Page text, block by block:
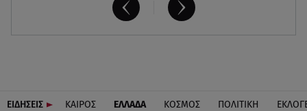
ΕΙΔΗΣΕΙΣ ΚΑΙΡΟΣ ΕΛΛΑΔΑ ΚΟΣΜΟΣ ΠΟΛΙΤΙΚΗ